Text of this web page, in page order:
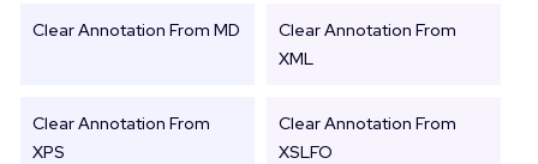
Clear Annotation From MD
Clear Annotation From
XML
Clear Annotation From
XPS
Clear Annotation From
XSLFO